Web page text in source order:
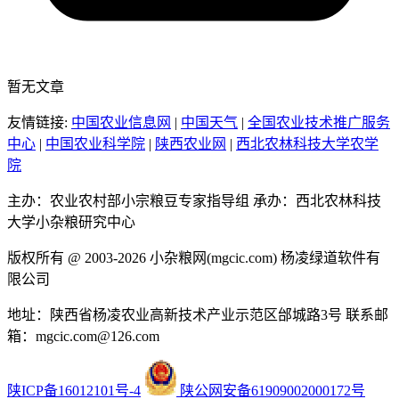
暂无文章
友情链接: 中国农业信息网 | 中国天气 | 全国农业技术推广服务
中心 | 中国农业科学院 | 陕西农业网 | 西北农林科技大学农学
院
主办：农业农村部小宗粮豆专家指导组 承办：西北农林科技
大学小杂粮研究中心
版权所有 @ 2003-2026 小杂粮网(mgcic.com) 杨凌绿道软件有
限公司
地址：陕西省杨凌农业高新技术产业示范区邰城路3号 联系邮
箱：mgcic.com@126.com
陕ICP备16012101号-4 陕公网安备61909002000172号